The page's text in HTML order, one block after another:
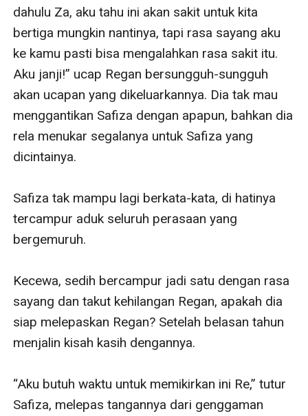
dahulu Za, aku tahu ini akan sakit untuk kita
bertiga mungkin nantinya, tapi rasa sayang aku
ke kamu pasti bisa mengalahkan rasa sakit itu.
Aku janji!” ucap Regan bersungguh-sungguh
akan ucapan yang dikeluarkannya. Dia tak mau
menggantikan Safiza dengan apapun, bahkan dia
rela menukar segalanya untuk Safiza yang
dicintainya.
Safiza tak mampu lagi berkata-kata, di hatinya
tercampur aduk seluruh perasaan yang
bergemuruh.
Kecewa, sedih bercampur jadi satu dengan rasa
sayang dan takut kehilangan Regan, apakah dia
siap melepaskan Regan? Setelah belasan tahun
menjalin kisah kasih dengannya.
“Aku butuh waktu untuk memikirkan ini Re,” tutur
Safiza, melepas tangannya dari genggaman